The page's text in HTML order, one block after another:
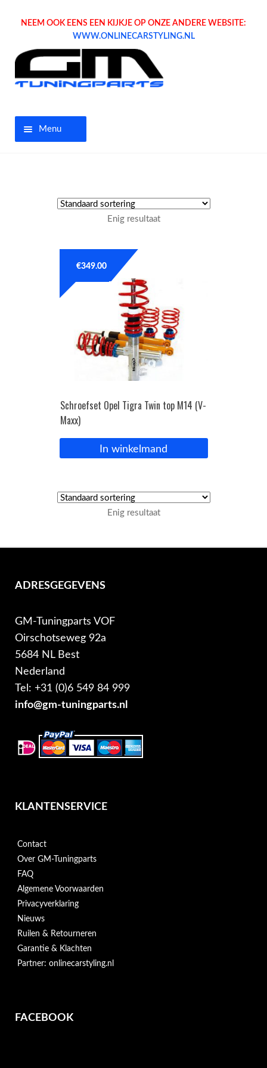
NEEM OOK EENS EEN KIJKJE OP ONZE ANDERE WEBSITE:
WWW.ONLINECARSTYLING.NL
Menu
Tuning parts
OPC Line
Bedrijfswagen parts
Inloggen / Registreren
Enig resultaat
Schroefset Opel Tigra Twin top M14 (V-
Maxx)
€349.00
In winkelmand
Enig resultaat
ADRESGEGEVENS
GM-Tuningparts VOF
Oirschotseweg 92a
5684 NL Best
Nederland
Tel: +31 (0)6 549 84 999
info@gm-tuningparts.nl
KLANTENSERVICE
Contact
Over GM-Tuningparts
FAQ
Algemene Voorwaarden
Privacyverklaring
Nieuws
Ruilen & Retourneren
Garantie & Klachten
Partner: onlinecarstyling.nl
FACEBOOK